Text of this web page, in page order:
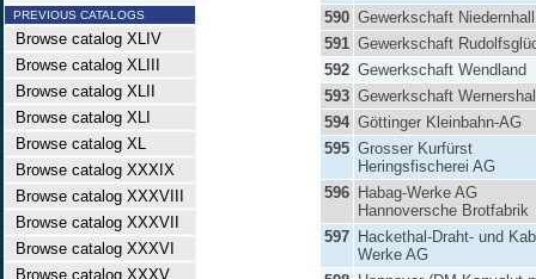
PREVIOUS CATALOGS
Browse catalog XLIV
Browse catalog XLIII
Browse catalog XLII
Browse catalog XLI
Browse catalog XL
Browse catalog XXXIX
Browse catalog XXXVIII
Browse catalog XXXVII
Browse catalog XXXVI
Browse catalog XXXV
590 Gewerkschaft Niedernhall
591 Gewerkschaft
592 Gewerkschaft Wendland
593 Gewerkschaft
594 Göttinger Kleinbahn-AG
595 Grosser Kurfürst
Heringsfischerei AG
596 Habag-Werke AG
Hannoversche Brotfabrik
597 Hackethal-Draht- und
Werke AG